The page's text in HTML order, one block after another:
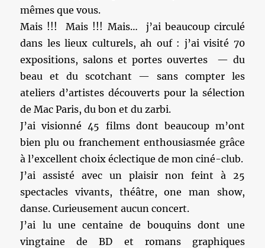
mêmes que vous.
Mais !!! Mais !!! Mais… j’ai beaucoup circulé
dans les lieux culturels, ah ouf : j’ai visité 70
expositions, salons et portes ouvertes — du
beau et du scotchant — sans compter les
ateliers d’artistes découverts pour la sélection
de Mac Paris, du bon et du zarbi.
J’ai visionné 45 films dont beaucoup m’ont
bien plu ou franchement enthousiasmée grâce
à l’excellent choix éclectique de mon ciné-club.
J’ai assisté avec un plaisir non feint à 25
spectacles vivants, théâtre, one man show,
danse. Curieusement aucun concert.
J’ai lu une centaine de bouquins dont une
vingtaine de BD et romans graphiques